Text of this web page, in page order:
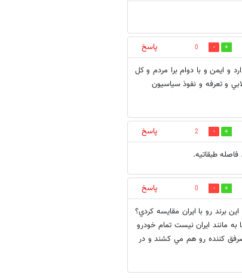
0
پاسخ
و ايمن و با دوام برا مردم و كل
و تعرفه و نفوذ سياسيون
2
پاسخ
طبقاتیه.
0
پاسخ
رو با ايران مقايسه كردي؟
مانند ايران نيست تمام خودرو
كننده رو هم مي كشند و در